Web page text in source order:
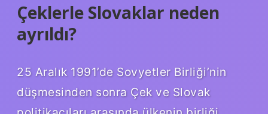
Çeklerle Slovaklar neden
ayrıldı?
25 Aralık 1991’de Sovyetler Birliği’nin
düşmesinden sonra Çek ve Slovak